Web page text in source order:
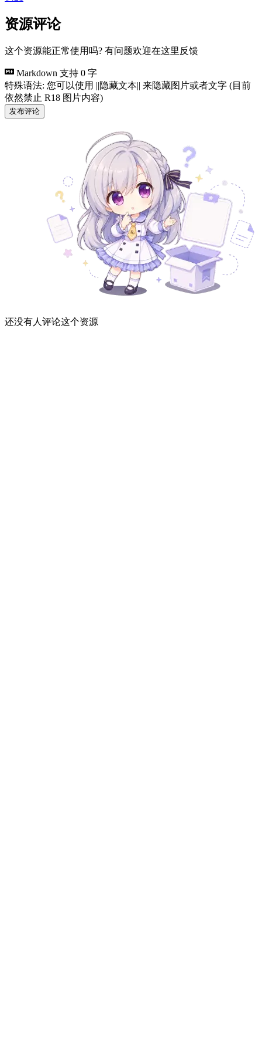
资源评论
这个资源能正常使用吗? 有问题欢迎在这里反馈
Markdown 支持 0 字
特殊语法: 您可以使用 ||隐藏文本|| 来隐藏图片或者文字 (目前
依然禁止 R18 图片内容)
发布评论
还没有人评论这个资源